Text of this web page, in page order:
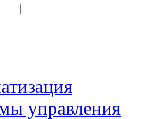
управления